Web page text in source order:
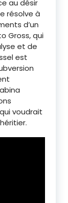
au désir
résolve à
d’un
Gross, qui
et de
est
voudrait